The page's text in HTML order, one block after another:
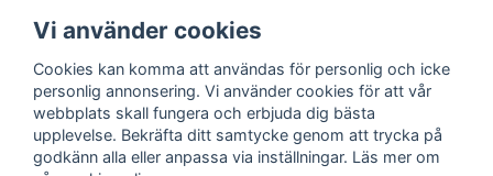
man tex skriva "MA3 - 2025" om man önskar.
Peter Björklund frågadeför 1 år sedan
Vilke upplösning ska bilden ha man vill använda?
Butiken svarade
Hej! Ju högre upplösning ju bättre. Gärna minst 2 mb i
Följ oss:
Instagram
Facebook
TikTok
YouTube
Vi levererar:
Snabba leveranser
Trygga köp
Fri frakt över 499:-
Trevlig kundtjänst
Vi använder cookies
Cookies kan komma att användas för personlig och icke
personlig annonsering. Vi använder cookies för att vår
webbplats skall fungera och erbjuda dig bästa
upplevelse. Bekräfta ditt samtycke genom att trycka på
godkänn alla eller anpassa via inställningar. Läs mer om